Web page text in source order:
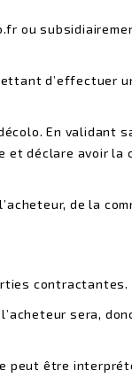
ou
d’effectuer
En validant
et déclare avoir la
de la
contractantes.
sera,
peut être